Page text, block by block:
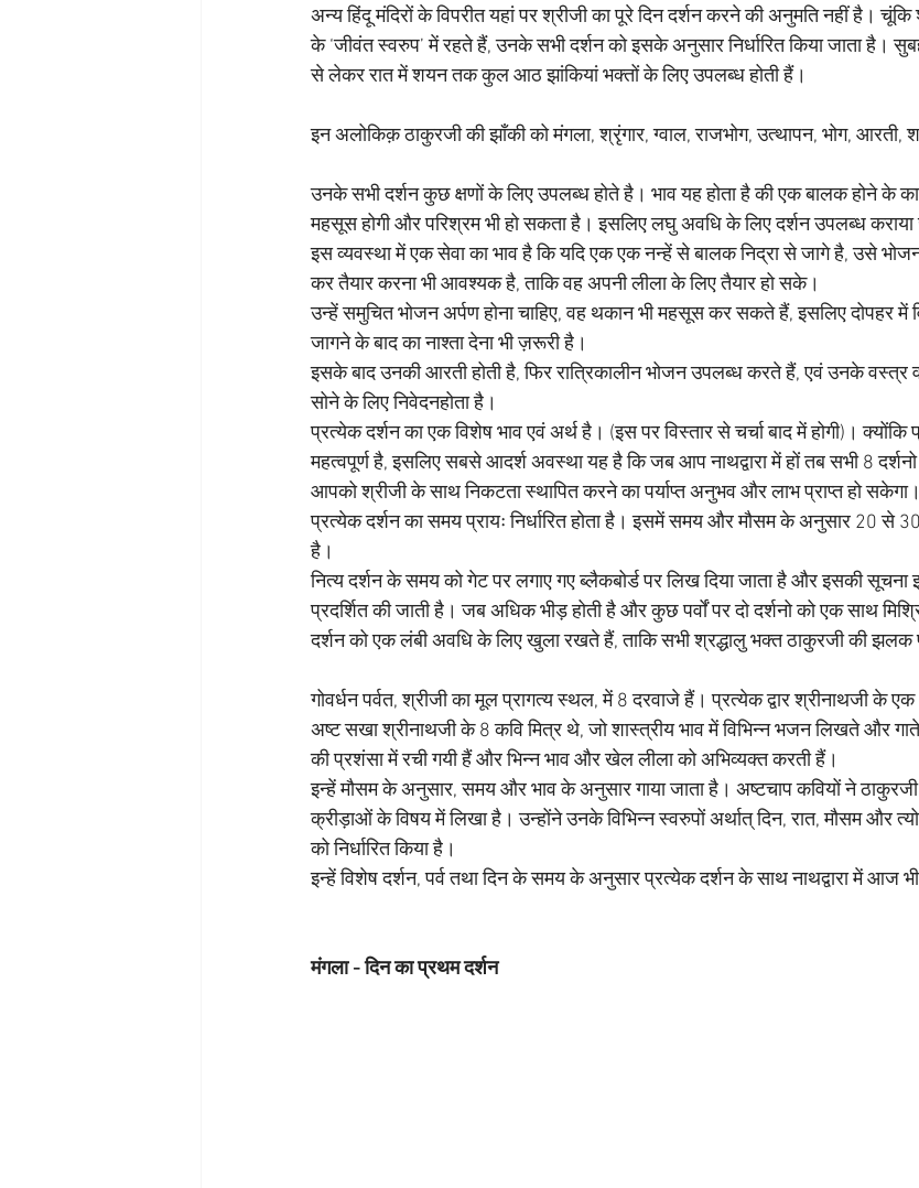
अन्य हिंदू मंदिरों के विपरीत यहां पर श्रीजी का पूरे दिन दर्शन करने की अनुमति नहीं है।
के ‘जीवंत स्वरुप’ में रहते हैं, उनके सभी दर्शन को इसके अनुसार निर्धारित किया जाता
से लेकर रात में शयन तक कुल आठ झांकियां भक्तों के लिए उपलब्ध होती हैं।
इन अलोकिक़ ठाकुरजी की झाँकी को मंगला, श्रृंगार, ग्वाल, राजभोग, उत्थापन, भोग, आरती,
उनके सभी दर्शन कुछ क्षणों के लिए उपलब्ध होते है। भाव यह होता है की एक बालक होने के
महसूस होगी और परिश्रम भी हो सकता है। इसलिए लघु अवधि के लिए दर्शन उपलब्ध कराया
इस व्यवस्था में एक सेवा का भाव है कि यदि एक एक नन्हें से बालक निद्रा से जागे है, उसे
कर तैयार करना भी आवश्यक है, ताकि वह अपनी लीला के लिए तैयार हो सके।
उन्हें समुचित भोजन अर्पण होना चाहिए, वह थकान भी महसूस कर सकते हैं, इसलिए दोपहर में
जागने के बाद का नाश्ता देना भी ज़रूरी है।
इसके बाद उनकी आरती होती है, फिर रात्रिकालीन भोजन उपलब्ध करते हैं, एवं उनके
सोने के लिए निवेदनहोता है।
प्रत्येक दर्शन का एक विशेष भाव एवं अर्थ है। (इस पर विस्तार से चर्चा बाद में होगी)।
महत्वपूर्ण है, इसलिए सबसे आदर्श अवस्था यह है कि जब आप नाथद्वारा में हों तब सभी 8
आपको श्रीजी के साथ निकटता स्थापित करने का पर्याप्त अनुभव और लाभ प्राप्त हो सकेगा।
प्रत्येक दर्शन का समय प्रायः निर्धारित होता है। इसमें समय और मौसम के अनुसार 20 से
है।
नित्य दर्शन के समय को गेट पर लगाए गए ब्लैकबोर्ड पर लिख दिया जाता है और इसकी सूचना
प्रदर्शित की जाती है। जब अधिक भीड़ होती है और कुछ पर्वों पर दो दर्शनो को एक साथ
दर्शन को एक लंबी अवधि के लिए खुला रखते हैं, ताकि सभी श्रद्धालु भक्त ठाकुरजी की झलक
गोवर्धन पर्वत, श्रीजी का मूल प्रागत्य स्थल, में 8 दरवाजे हैं। प्रत्येक द्वार श्रीनाथजी के
अष्ट सखा श्रीनाथजी के 8 कवि मित्र थे, जो शास्त्रीय भाव में विभिन्न भजन लिखते और
की प्रशंसा में रची गयी हैं और भिन्न भाव और खेल लीला को अभिव्यक्त करती हैं।
इन्हें मौसम के अनुसार, समय और भाव के अनुसार गाया जाता है। अष्टचाप कवियों ने
क्रीड़ाओं के विषय में लिखा है। उन्होंने उनके विभिन्न स्वरुपों अर्थात् दिन, रात, मौसम और
को निर्धारित किया है।
इन्हें विशेष दर्शन, पर्व तथा दिन के समय के अनुसार प्रत्येक दर्शन के साथ नाथद्वारा में आज
मंगला - दिन का प्रथम दर्शन